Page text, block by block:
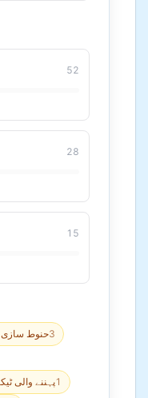
52
28
15
حنوط سازی3
پہننے والی1